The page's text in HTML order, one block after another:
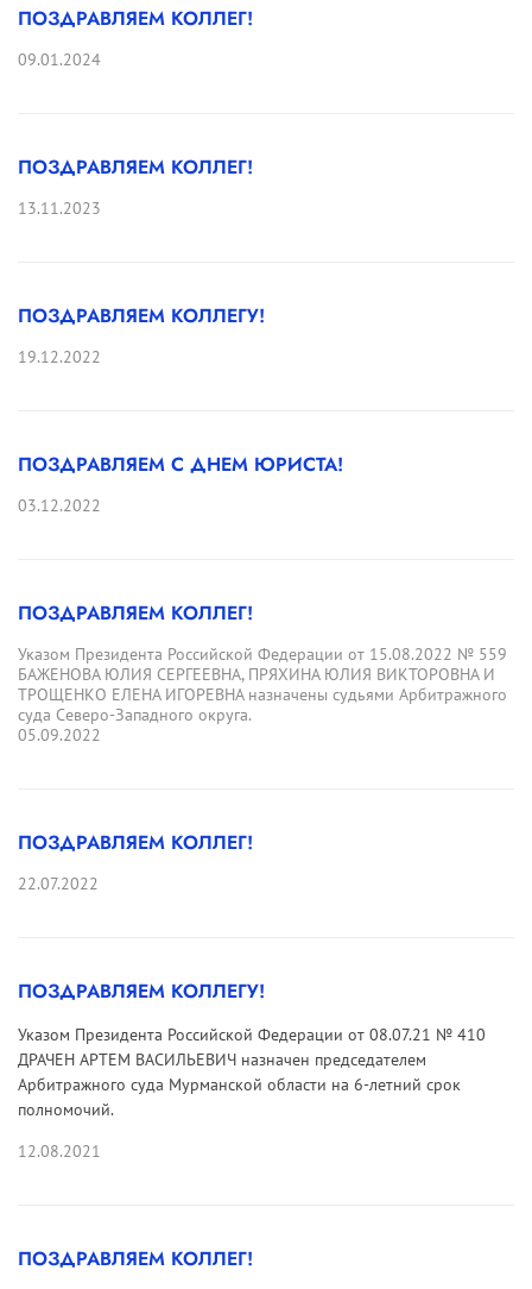
ПОЗДРАВЛЯЕМ КОЛЛЕГ!
09.01.2024
ПОЗДРАВЛЯЕМ КОЛЛЕГ!
13.11.2023
ПОЗДРАВЛЯЕМ КОЛЛЕГУ!
19.12.2022
ПОЗДРАВЛЯЕМ С ДНЕМ ЮРИСТА!
03.12.2022
ПОЗДРАВЛЯЕМ КОЛЛЕГ!
Указом Президента Российской Федерации от 15.08.2022 № 559
БАЖЕНОВА ЮЛИЯ СЕРГЕЕВНА, ПРЯХИНА ЮЛИЯ ВИКТОРОВНА И
ТРОЩЕНКО ЕЛЕНА ИГОРЕВНА назначены судьями Арбитражного
суда Северо-Западного округа.
05.09.2022
ПОЗДРАВЛЯЕМ КОЛЛЕГ!
22.07.2022
ПОЗДРАВЛЯЕМ КОЛЛЕГУ!
Указом Президента Российской Федерации от 08.07.21 № 410
ДРАЧЕН АРТЕМ ВАСИЛЬЕВИЧ назначен председателем
Арбитражного суда Мурманской области на 6-летний срок
полномочий.
12.08.2021
ПОЗДРАВЛЯЕМ КОЛЛЕГ!